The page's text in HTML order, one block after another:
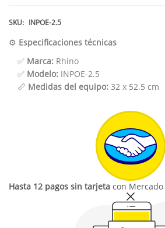
SKU: INPOE-2.5
⚙️ Especificaciones técnicas
✅ Marca: Rhino
✅ Modelo: INPOE-2.5
📏 Medidas del equipo: 32 x 52.5 cm
Hasta 12 pagos sin tarjeta con Mercado